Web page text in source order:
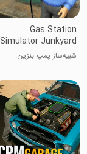
Gas Station
Simulator Junkyard
شبیه‌ساز پمپ بنزین: